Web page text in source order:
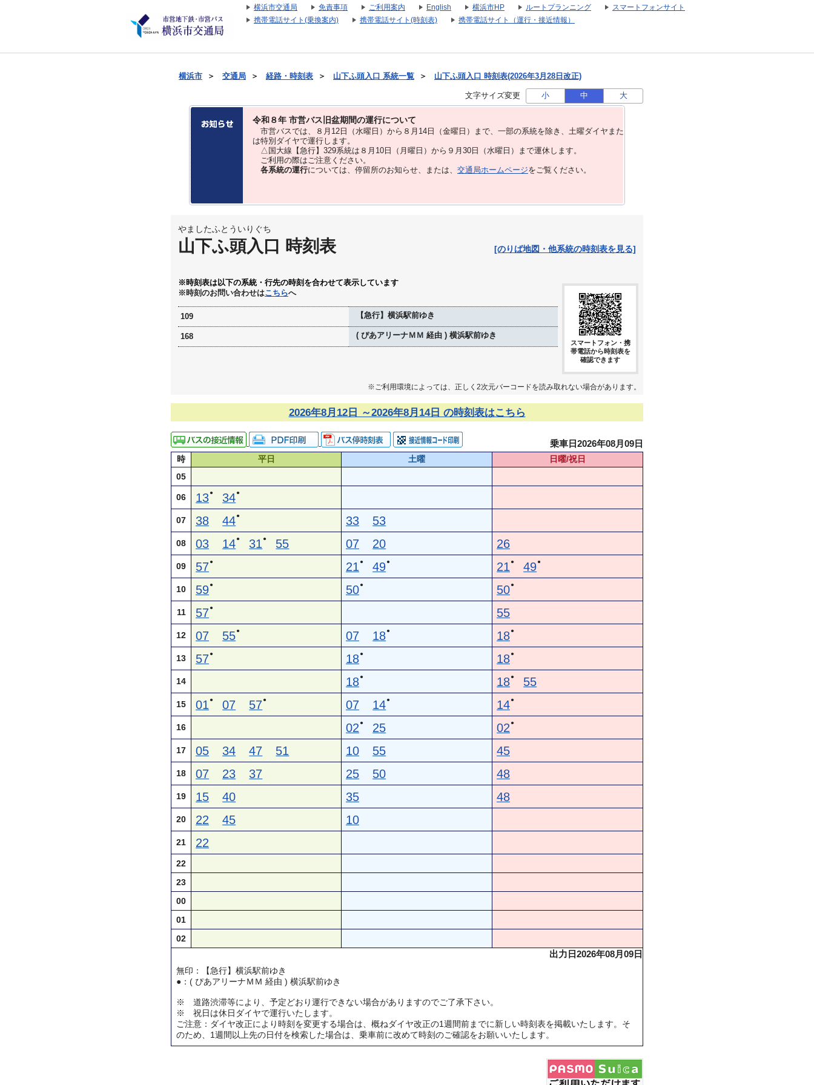
横浜市交通局 免責事項 ご利用案内 English 横浜市HP ルートプランニング
スマートフォンサイト
携帯電話サイト(乗換案内)
携帯電話サイト(時刻表) 携帯電話サイト（運行・接近情報）
横浜市 ＞ 交通局 ＞ 経路・時刻表 ＞ 山下ふ頭入口 系統一覧 ＞ 山下ふ頭入口 時刻表(2026年3月28日改正)
文字サイズ変更 小 中 大
令和８年 市営バス旧盆期間の運行について
市営バスでは、８⽉12⽇（水曜日）から８⽉14⽇（金曜日）まで、⼀部の系統を除き、⼟曜ダイヤまた
は特別ダイヤで運⾏します。
△国大線【急行】329系統は８月10日（月曜日）から９月30日（水曜日）まで運休します。
ご利用の際はご注意ください。
各系統の運行については、停留所のお知らせ、または、 交通局ホームページをご覧ください。
やましたふとういりぐち
山下ふ頭入口 時刻表 [のりば地図・他系統の時刻表を見る]
※時刻表は以下の系統・行先の時刻を合わせて表示しています
※時刻のお問い合わせはこちらへ
109 【急行】横浜駅前ゆき
168 ( ぴあアリーナＭＭ 経由 ) 横浜駅前ゆき
スマートフォン・携
帯電話から時刻表を
確認できます
※ご利用環境によっては、正しく2次元バーコードを読み取れない場合があります。
2026年8月12日 ～2026年8月14日 の時刻表はこちら
乗車日2026年08月09日
時 平日 土曜
日曜/祝日
05
06 13● 34●
07 38 44● 33 53
08 03 14● 31 ● 55 07 20 26
09 57● 21 ● 49● 21 ● 49●
10 59● 50● 50●
11 57● 55
12 07 55● 07 18● 18●
13 57● 18● 18●
14 18● 18● 55
15 01 ● 07 57● 07 14● 14●
16 02 ● 25 02 ●
17 05 34 47 51 10 55 45
18 07 23 37 25 50 48
19 15 40 35 48
20 22 45 10
21 22
22
23
00
01
02
出力日2026年08月09日
無印：【急行】横浜駅前ゆき
●：( ぴあアリーナＭＭ 経由 ) 横浜駅前ゆき
※ 道路渋滞等により、予定どおり運行できない場合がありますのでご了承下さい。
※ 祝日は休日ダイヤで運行いたします。
ご注意：ダイヤ改正により時刻を変更する場合は、概ねダイヤ改正の1週間前までに新しい時刻表を掲載いたします。そ
のため、1週間以上先の日付を検索した場合は、乗車前に改めて時刻のご確認をお願いいたします。